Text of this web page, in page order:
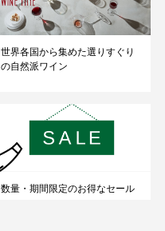
世界各国から集めた選りすぐり
の自然派ワイン
数量・期間限定のお得なセール